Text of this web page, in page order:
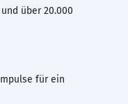
über 20.000
für ein